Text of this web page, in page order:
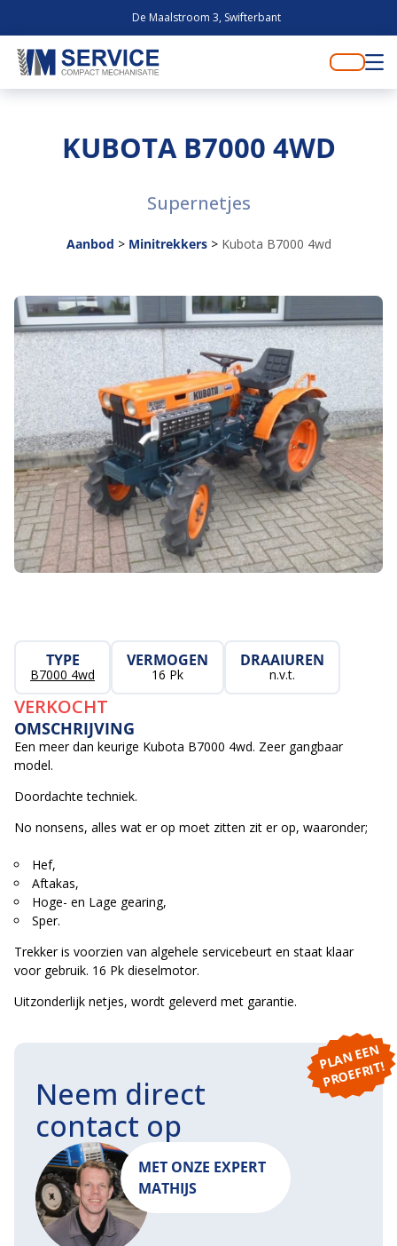
De Maalstroom 3, Swifterbant
KUBOTA B7000 4WD
Supernetjes
Aanbod > Minitrekkers> Kubota B7000 4wd
TYPE
B7000 4wd
VERMOGEN
16 Pk
DRAAIUREN
n.v.t.
VERKOCHT
OMSCHRIJVING
Een meer dan keurige Kubota B7000 4wd. Zeer gangbaar
model.
Doordachte techniek.
No nonsens, alles wat er op moet zitten zit er op, waaronder;
Hef,
Aftakas,
Hoge- en Lage gearing,
Sper.
Trekker is voorzien van algehele servicebeurt en staat klaar
voor gebruik. 16 Pk dieselmotor.
Uitzonderlijk netjes, wordt geleverd met garantie.
P
L
A
N
E
E
N
P
R
O
E
F
RI
T!
Neem direct
contact op
MET ONZE EXPERT
MATHIJS